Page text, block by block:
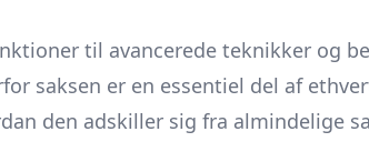
til avancerede teknikker og
saksen er en essentiel del af
den adskiller sig fra almindelige